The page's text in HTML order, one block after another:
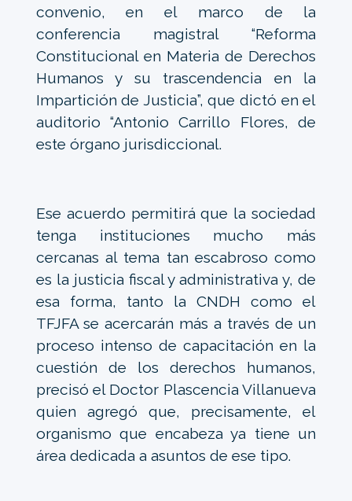
convenio, en el marco de la
conferencia magistral “Reforma
Constitucional en Materia de Derechos
Humanos y su trascendencia en la
Impartición de Justicia”, que dictó en el
auditorio “Antonio Carrillo Flores, de
este órgano jurisdiccional.
Ese acuerdo permitirá que la sociedad
tenga instituciones mucho más
cercanas al tema tan escabroso como
es la justicia fiscal y administrativa y, de
esa forma, tanto la CNDH como el
TFJFA se acercarán más a través de un
proceso intenso de capacitación en la
cuestión de los derechos humanos,
precisó el Doctor Plascencia Villanueva
quien agregó que, precisamente, el
organismo que encabeza ya tiene un
área dedicada a asuntos de ese tipo.